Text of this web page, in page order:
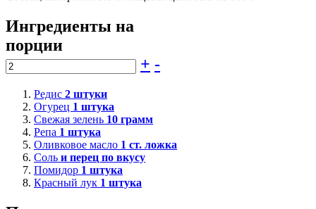
Ингредиенты на
порции
+ -
Редис 2 штуки
Огурец 1 штука
Свежая зелень 10 грамм
Репа 1 штука
Оливковое масло 1 ст. ложка
Соль и перец по вкусу
Помидор 1 штука
Красный лук 1 штука